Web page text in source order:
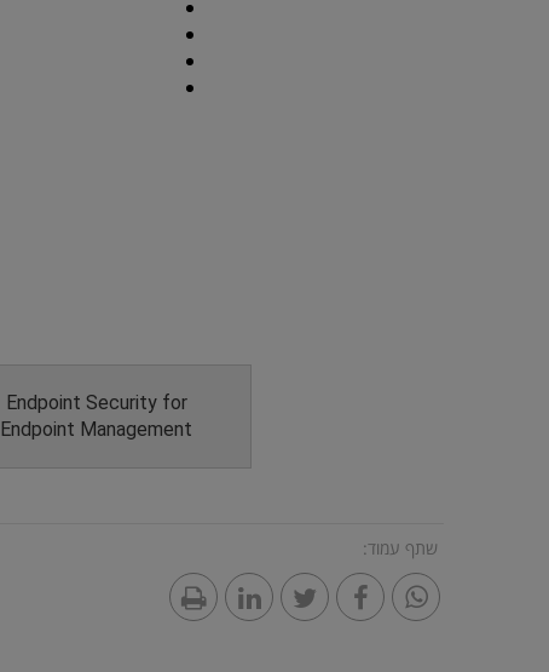
Endpoint Security for
Endpoint Management
שתף עמוד: